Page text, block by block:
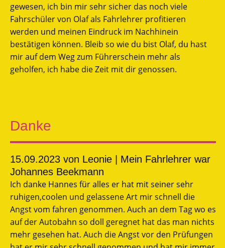
gewesen, ich bin mir sehr sicher das noch viele
Fahrschüler von Olaf als Fahrlehrer profitieren
werden und meinen Eindruck im Nachhinein
bestätigen können. Bleib so wie du bist Olaf, du hast
mir auf dem Weg zum Führerschein mehr als
geholfen, ich habe die Zeit mit dir genossen.
Danke
15.09.2023 von Leonie | Mein Fahrlehrer war
Johannes Beekmann
Ich danke Hannes für alles er hat mit seiner sehr
ruhigen,coolen und gelassene Art mir schnell die
Angst vom fahren genommen. Auch an dem Tag wo es
auf der Autobahn so doll geregnet hat das man nichts
mehr gesehen hat. Auch die Angst vor den Prüfungen